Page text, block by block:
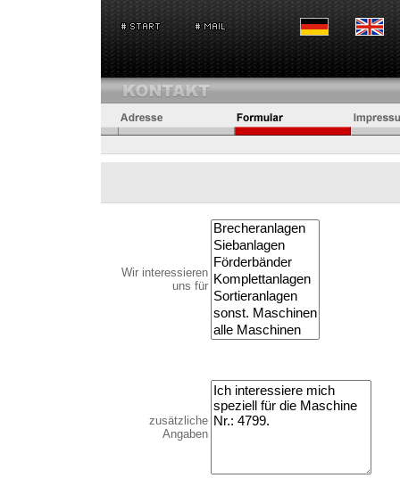
Wir interessieren
uns für
zusätzliche
Angaben